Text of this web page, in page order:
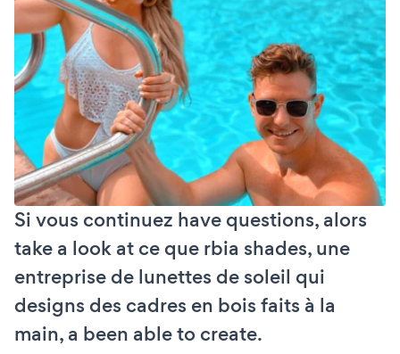
Si vous continuez have questions, alors
take a look at ce que rbia shades, une
entreprise de lunettes de soleil qui
designs des cadres en bois faits à la
main, a been able to create.